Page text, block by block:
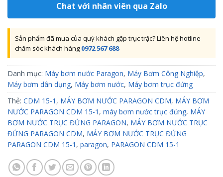
Chat với nhân viên qua Zalo
Sản phẩm đã mua của quý khách gặp trục trặc? Liên hệ hotline
chăm sóc khách hàng 0972 567 688
Danh mục: Máy bơm nước Paragon, Máy Bơm Công Nghiệp,
Máy bơm dân dụng, Máy bơm nước, Máy bơm trục đứng
Thẻ: CDM 15-1 , MÁY BƠM NƯỚC PARAGON CDM, MÁY BƠM
NƯỚC PARAGON CDM 15-1 , máy bơm nước trục đứng, MÁY
BƠM NƯỚC TRỤC ĐỨNG PARAGON, MÁY BƠM NƯỚC TRỤC
ĐỨNG PARAGON CDM, MÁY BƠM NƯỚC TRỤC ĐỨNG
PARAGON CDM 15-1 , paragon, PARAGON CDM 15-1